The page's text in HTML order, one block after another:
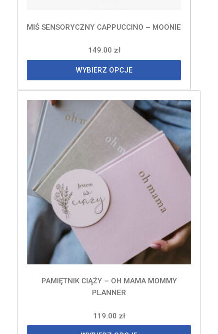
MIŚ SENSORYCZNY CAPPUCCINO – MOONIE
149.00 zł
WYBIERZ OPCJE
PAMIĘTNIK CIĄŻY – OH MAMA MOMMY
PLANNER
119.00 zł